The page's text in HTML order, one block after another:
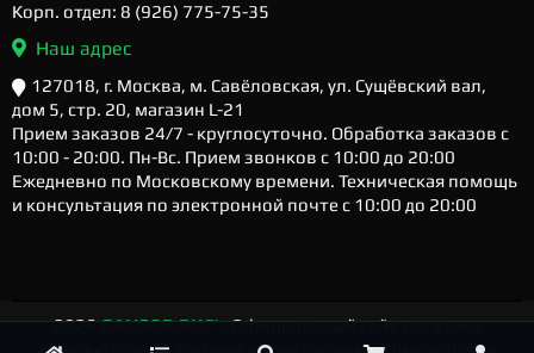
Корп. отдел: 8 (926) 775-75-35
Наш адрес
127018, г. Москва, м. Савёловская, ул. Сущёвский вал,
дом 5, стр. 20, магазин L-21
Прием заказов 24/7 - круглосуточно. Обработка заказов с
10:00 - 20:00. Пн-Вс. Прием звонков с 10:00 до 20:00
Ежедневно по Московскому времени. Техническая помощь
и консультация по электронной почте с 10:00 до 20:00
2026GANSOR.RU ™- Официальный сайт магазина
компьютерной техники и электроники. Компьютеры